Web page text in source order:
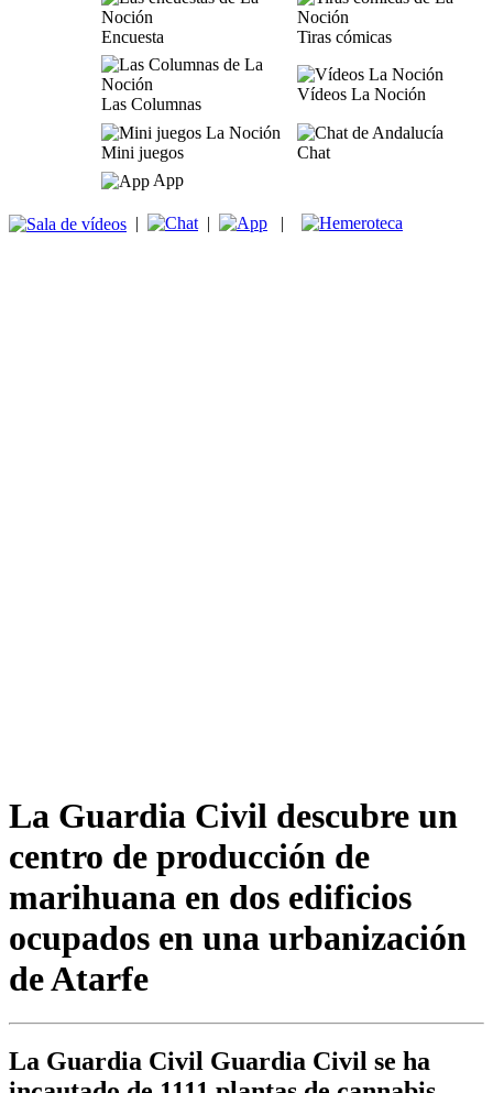
Encuesta Tiras cómicas
Las Columnas
Vídeos La Noción
Mini juegos
Chat
App
| | |
La Guardia Civil descubre un
centro de producción de
marihuana en dos edificios
ocupados en una urbanización
de Atarfe
La Guardia Civil Guardia Civil se ha